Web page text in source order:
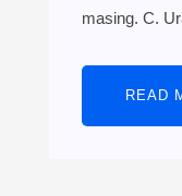
masing. C.
READ